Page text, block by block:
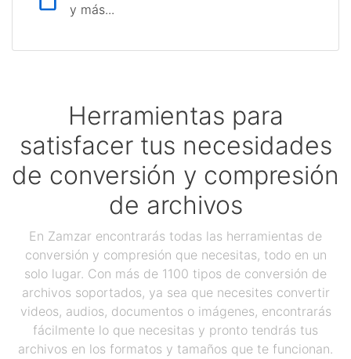
y más...
Herramientas para
satisfacer tus necesidades
de conversión y compresión
de archivos
En Zamzar encontrarás todas las herramientas de
conversión y compresión que necesitas, todo en un
solo lugar. Con más de 1100 tipos de conversión de
archivos soportados, ya sea que necesites convertir
videos, audios, documentos o imágenes, encontrarás
fácilmente lo que necesitas y pronto tendrás tus
archivos en los formatos y tamaños que te funcionan.